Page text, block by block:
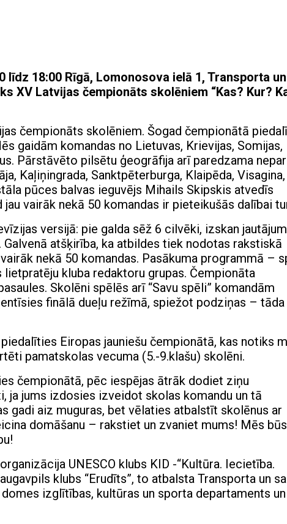
līdz 18:00 Rīgā, Lomonosova ielā 1, Transporta un
XV Latvijas čempionāts skolēniem “Kas? Kur?
čempionāts skolēniem. Šogad čempionātā
gaidām komandas no Lietuvas, Krievijas, Somijas,
Pārstāvēto pilsētu ģeogrāfija arī paredzama
Kaļiņingrada, Sanktpēterburga, Klaipēda, Visagina,
pūces balvas ieguvējs Mihails Skipskis atvedīs
vairāk nekā 50 komandas ir pieteikušās dalībai
versijā: pie galda sēž 6 cilvēki, izskan
atšķirība, ka atbildes tiek nodotas rakstiskā
nekā 50 komandas. Pasākuma programmā –
lietpratēju kluba redaktoru grupas. Čempionāta
Skolēni spēlēs arī “Savu spēli” komandām
finālā dueļu režīmā, spiežot podziņas – tāda
Eiropas jauniešu čempionātā, kas notiks
pamatskolas vecuma (5.-9.klašu) skolēni.
čempionātā, pēc iespējas ātrāk dodiet ziņu
ja jums izdosies izveidot skolas komandu un tā
gadi aiz muguras, bet vēlaties atbalstīt skolēnus ar
domāšanu – rakstiet un zvaniet mums! Mēs
UNESCO klubs KID -“Kultūra. Iecietība.
klubs “Erudīts”, to atbalsta Transporta un
izglītības, kultūras un sporta departaments un